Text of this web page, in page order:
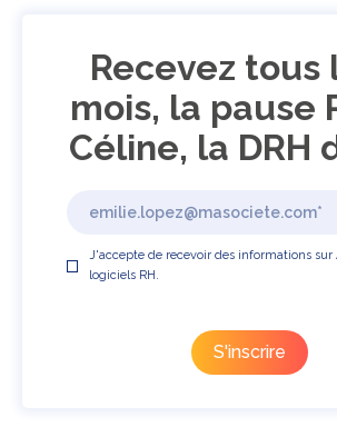
Recevez tous
mois, la pause
Céline, la DRH
J'accepte de recevoir des informations sur
logiciels RH.